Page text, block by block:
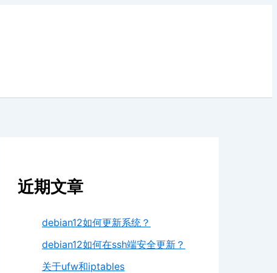
近期文章
debian12如何更新系统？
debian12如何在ssh端安全更新？
关于ufw和iptables